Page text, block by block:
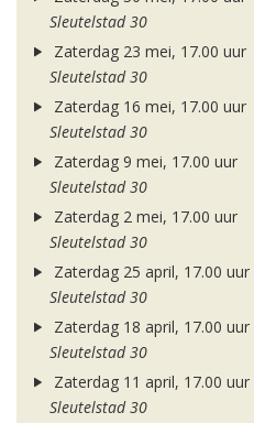
Sleutelstad 30
Zaterdag 23 mei, 17.00 uur
Sleutelstad 30
Zaterdag 16 mei, 17.00 uur
Sleutelstad 30
Zaterdag 9 mei, 17.00 uur
Sleutelstad 30
Zaterdag 2 mei, 17.00 uur
Sleutelstad 30
Zaterdag 25 april, 17.00 uur
Sleutelstad 30
Zaterdag 18 april, 17.00 uur
Sleutelstad 30
Zaterdag 11 april, 17.00 uur
Sleutelstad 30